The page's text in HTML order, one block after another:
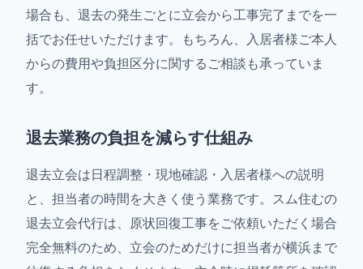
場合も、退去の発生ごとに立会から工事完了までを一
括でお任せいただけます。もちろん、入居者様ご本人
からの費用や負担区分に関するご相談も承っていま
す。
退去業務の負担を減らす仕組み
退去立会は日程調整・現地確認・入居者様への説明
と、担当者の時間を大きく使う業務です。スム住むの
退去立会代行は、原状回復工事をご依頼いただく場合
完全無料のため、立会のためだけに担当者が横浜まで